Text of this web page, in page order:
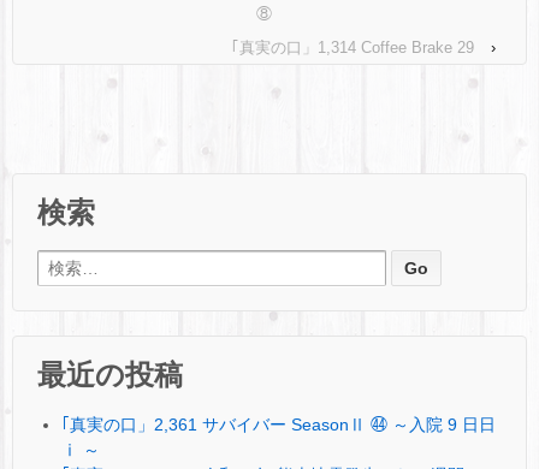
⑧
｢真実の口」1,314 Coffee Brake 29
›
検索
検索:
最近の投稿
｢真実の口」2,361 サバイバー SeasonⅡ ㊹ ～入院 9 日日
ⅰ ～